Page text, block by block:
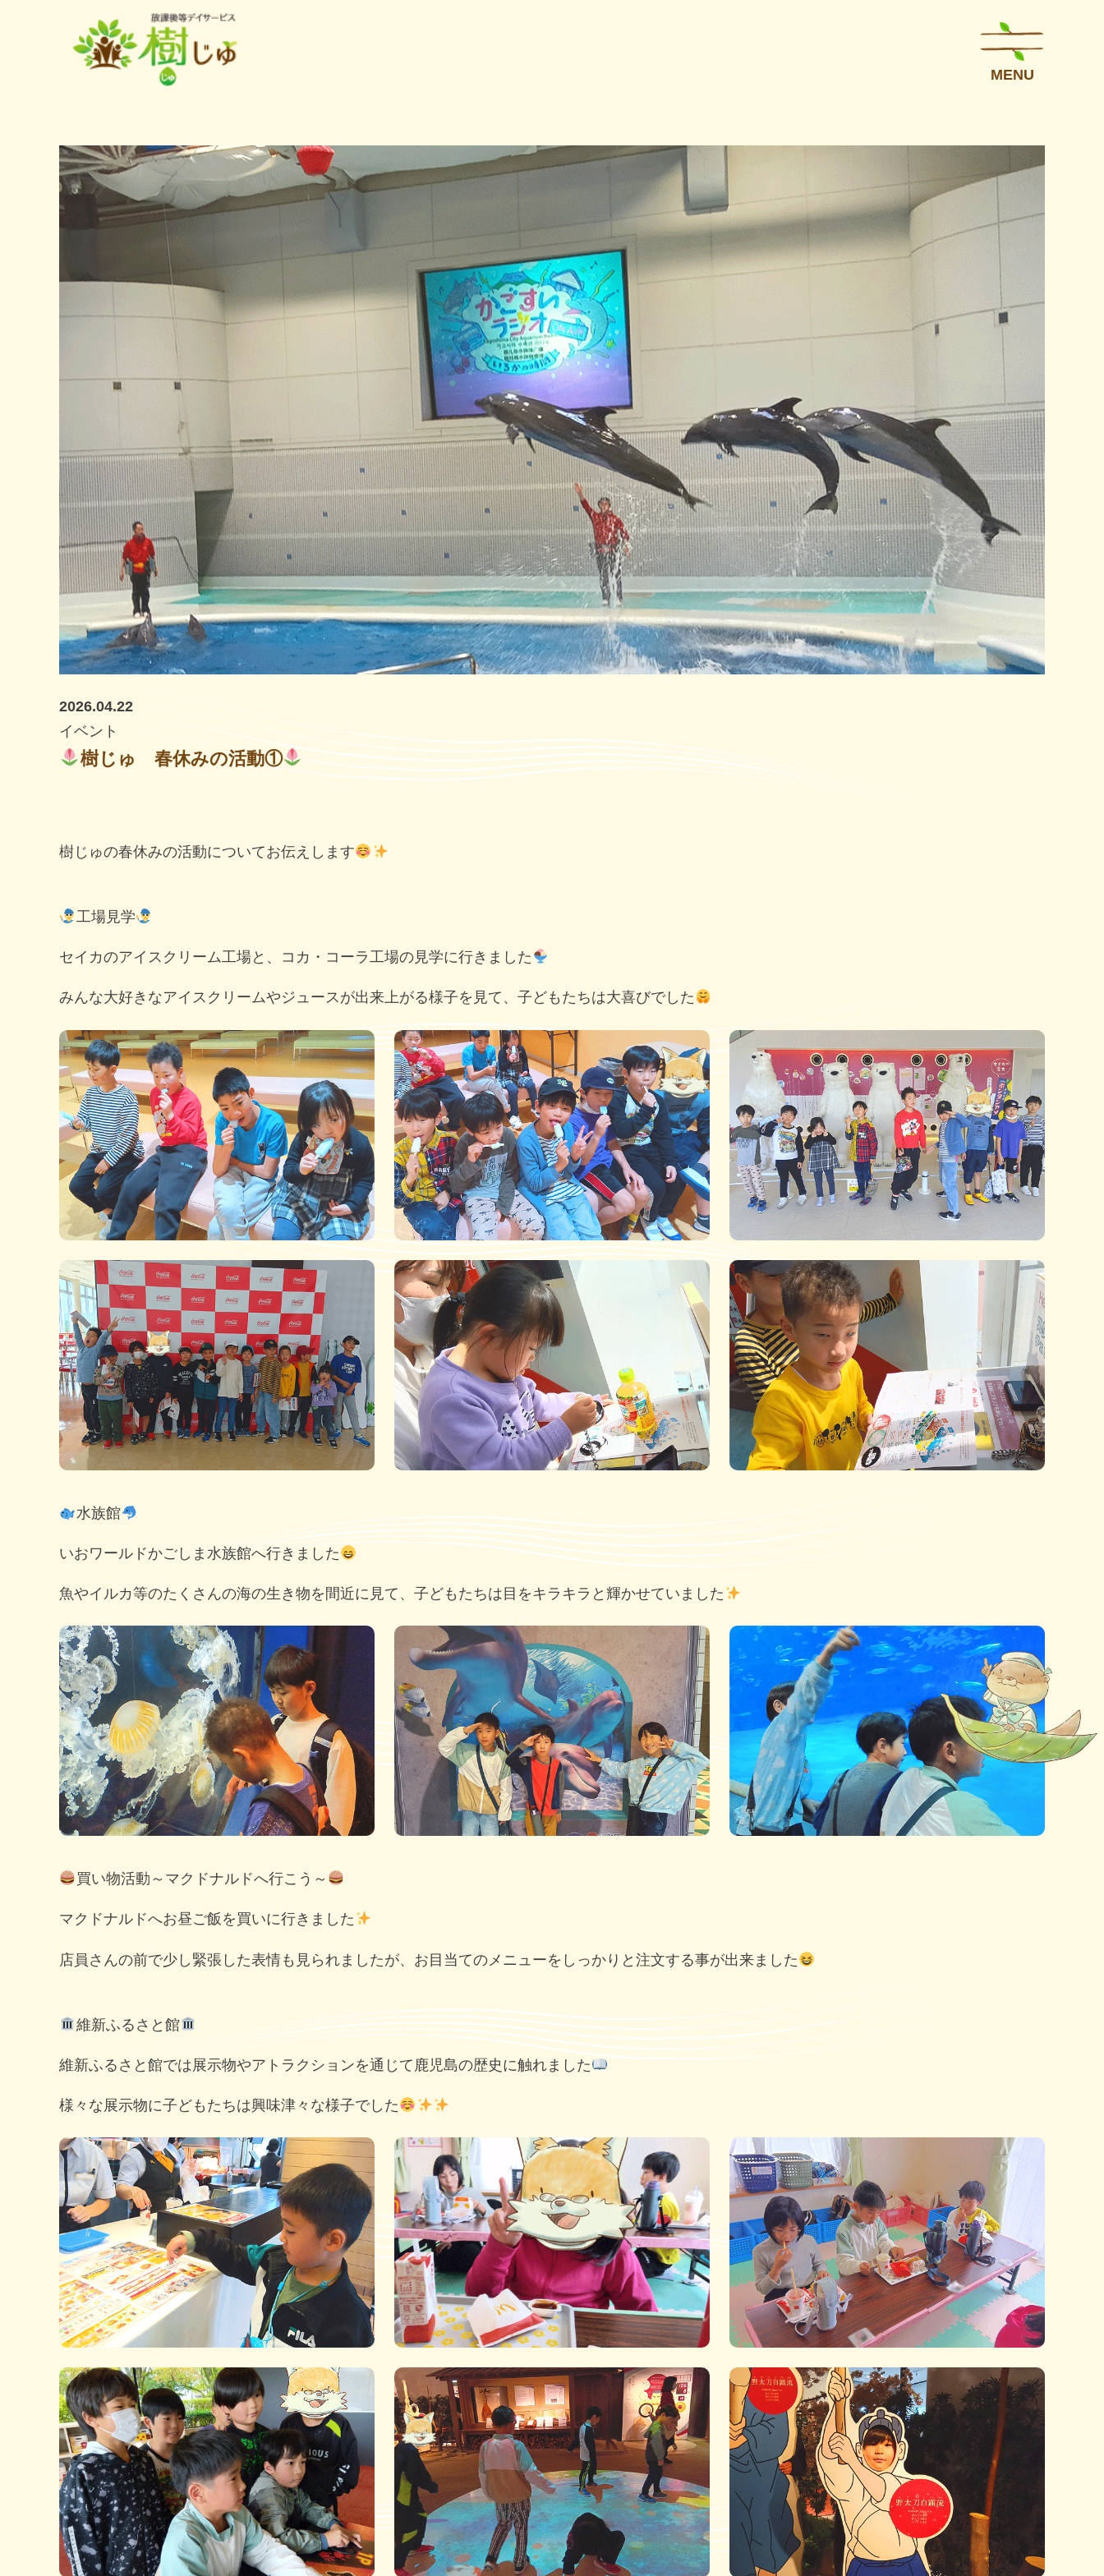
2026.04.22
イベント
樹じゅ 春休みの活動①
樹じゅの春休みの活動についてお伝えします
工場見学
セイカのアイスクリーム工場と、コカ・コーラ工場の見学に行きました
みんな大好きなアイスクリームやジュースが出来上がる様子を見て、子どもたちは大喜びでした
水族館
いおワールドかごしま水族館へ行きました
魚やイルカ等のたくさんの海の生き物を間近に見て、子どもたちは目をキラキラと輝かせていました
買い物活動～マクドナルドへ行こう～
マクドナルドへお昼ご飯を買いに行きました
店員さんの前で少し緊張した表情も見られましたが、お目当てのメニューをしっかりと注文する事が出来ました
維新ふるさと館
維新ふるさと館では展示物やアトラクションを通じて鹿児島の歴史に触れました
様々な展示物に子どもたちは興味津々な様子でした